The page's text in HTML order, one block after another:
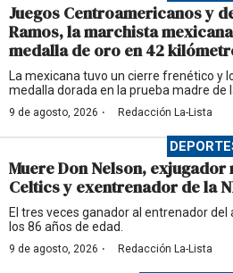
Juegos Centroamericanos y
Ramos, la marchista
medalla de oro en 42
La mexicana tuvo un cierre frenético y
medalla dorada en la prueba madre de
9 de agosto, 2026 · Redacción La-Lista
Muere Don Nelson,
Celtics y exentrenador de la
El tres veces ganador al entrenador del
los 86 años de edad.
9 de agosto, 2026 · Redacción La-Lista